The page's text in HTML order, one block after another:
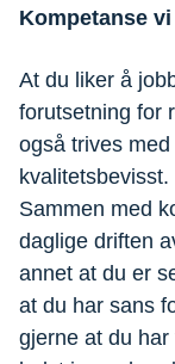
Kompetanse
At du liker å
forutsetning for
også trives
Sammen med
daglige driften
annet at du er
at du har sans
gjerne at du